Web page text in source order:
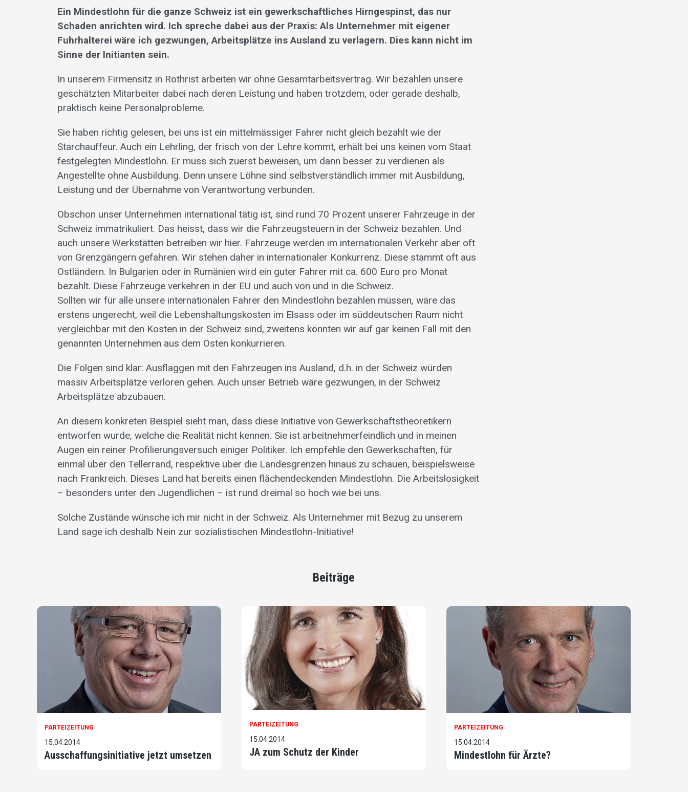
Ein Mindestlohn für die ganze Schweiz ist ein gewerkschaftliches Hirngespinst, das nur
Schaden anrichten wird. Ich spreche dabei aus der Praxis: Als Unternehmer mit eigener
Fuhrhalterei wäre ich gezwungen, Arbeitsplätze ins Ausland zu verlagern. Dies kann nicht im
Sinne der Initianten sein.
In unserem Firmensitz in Rothrist arbeiten wir ohne Gesamtarbeitsvertrag. Wir bezahlen unsere
geschätzten Mitarbeiter dabei nach deren Leistung und haben trotzdem, oder gerade deshalb,
praktisch keine Personalprobleme.
Sie haben richtig gelesen, bei uns ist ein mittelmässiger Fahrer nicht gleich bezahlt wie der
Starchauffeur. Auch ein Lehrling, der frisch von der Lehre kommt, erhält bei uns keinen vom Staat
festgelegten Mindestlohn. Er muss sich zuerst beweisen, um dann besser zu verdienen als
Angestellte ohne Ausbildung. Denn unsere Löhne sind selbstverständlich immer mit Ausbildung,
Leistung und der Übernahme von Verantwortung verbunden.
Obschon unser Unternehmen international tätig ist, sind rund 70 Prozent unserer Fahrzeuge in der
Schweiz immatrikuliert. Das heisst, dass wir die Fahrzeugsteuern in der Schweiz bezahlen. Und
auch unsere Werkstätten betreiben wir hier. Fahrzeuge werden im internationalen Verkehr aber oft
von Grenzgängern gefahren. Wir stehen daher in internationaler Konkurrenz. Diese stammt oft aus
Ostländern. In Bulgarien oder in Rumänien wird ein guter Fahrer mit ca. 600 Euro pro Monat
bezahlt. Diese Fahrzeuge verkehren in der EU und auch von und in die Schweiz.
Sollten wir für alle unsere internationalen Fahrer den Mindestlohn bezahlen müssen, wäre das
erstens ungerecht, weil die Lebenshaltungskosten im Elsass oder im süddeutschen Raum nicht
vergleichbar mit den Kosten in der Schweiz sind, zweitens könnten wir auf gar keinen Fall mit den
genannten Unternehmen aus dem Osten konkurrieren.
Die Folgen sind klar: Ausflaggen mit den Fahrzeugen ins Ausland, d.h. in der Schweiz würden
massiv Arbeitsplätze verloren gehen. Auch unser Betrieb wäre gezwungen, in der Schweiz
Arbeitsplätze abzubauen.
An diesem konkreten Beispiel sieht man, dass diese Initiative von Gewerkschaftstheoretikern
entworfen wurde, welche die Realität nicht kennen. Sie ist arbeitnehmerfeindlich und in meinen
Augen ein reiner Profilierungsversuch einiger Politiker. Ich empfehle den Gewerkschaften, für
einmal über den Tellerrand, respektive über die Landesgrenzen hinaus zu schauen, beispielsweise
nach Frankreich. Dieses Land hat bereits einen flächendeckenden Mindestlohn. Die Arbeitslosigkeit
– besonders unter den Jugendlichen – ist rund dreimal so hoch wie bei uns.
Solche Zustände wünsche ich mir nicht in der Schweiz. Als Unternehmer mit Bezug zu unserem
Land sage ich deshalb Nein zur sozialistischen Mindestlohn-Initiative!
Beiträge
PARTEIZEITUNG
15.04.2014
Ausschaffungsinitiative jetzt umsetzen
PARTEIZEITUNG
15.04.2014
JA zum Schutz der Kinder
PARTEIZEITUNG
15.04.2014
Mindestlohn für Ärzte?